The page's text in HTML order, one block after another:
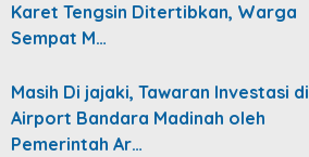
Karet Tengsin Ditertibkan, Warga
Sempat M…
Masih Di jajaki, Tawaran Investasi di
Airport Bandara Madinah oleh
Pemerintah Ar…